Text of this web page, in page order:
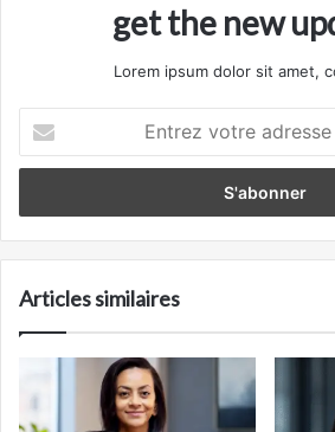
get the new
Lorem ipsum dolor sit amet,
votre
adresse
Articles similaires